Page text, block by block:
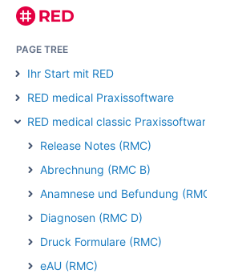
PAGE TREE
Ihr Start mit RED
RED medical Praxissoftware
RED medical classic Praxissoftware
Release Notes (RMC)
Abrechnung (RMC B)
Anamnese und Befundung (RMC)
Diagnosen (RMC D)
Druck Formulare (RMC)
eAU (RMC)